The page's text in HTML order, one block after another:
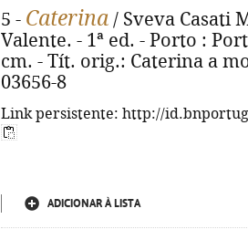
5 - Caterina / Sveva Casati
Valente. - 1ª ed. - Porto :
cm. - Tít. orig.: Caterina a
03656-8
Link persistente: http://
ADICIONAR À LISTA